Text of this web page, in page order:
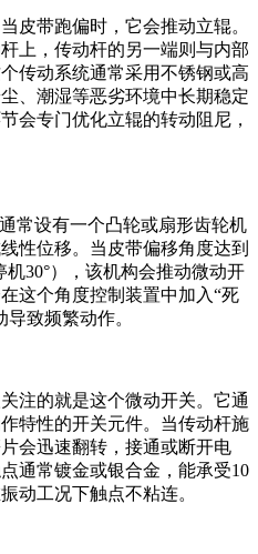
皮带跑偏时，它会推动立辊。
上，传动杆的另一端则与内部
传动系统通常采用不锈钢或高
、潮湿等恶劣环境中长期稳定
会专门优化立辊的转动阻尼，
常设有一个凸轮或扇形齿轮机
性位移。当皮带偏移角度达到
30°），该机构会推动微动开
这个角度控制装置中加入“死
致频繁动作。
注的就是这个微动开关。它通
特性的开关元件。当传动杆施
会迅速翻转，接通或断开电
通常镀金或银合金，能承受10
动工况下触点不粘连。